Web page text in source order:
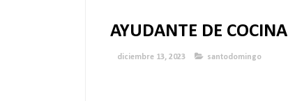
AYUDANTE DE COCINA
diciembre 13, 2023 santodomingo